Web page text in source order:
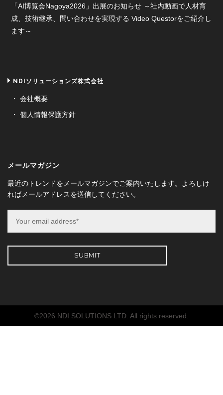
「AI博覧会Nagoya2026」出展のお知らせ ～社内動画で人材育
成、技術継承、問い合わせを実現する Video Questorをご紹介し
ます～
NDIソリューションズ株式会社
会社概要
個人情報保護方針
メールマガジン
最近のトレンドをメールマガジンでご案内いたします。よろしけ
ればメールアドレスを送信してください。
©2026 NDI SOLUTIONS LTD. All rights reserved.